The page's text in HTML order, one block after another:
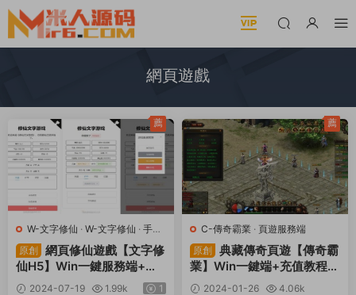
網頁遊戲
W-文字修仙 · W-文字修仙 · 手遊
服務端·頁遊服務端
原創
網頁修仙遊戲【文字修
仙H5】Win一鍵服務端+視
頻架設教程
2024-07-19 1.99k 1
薦
C-傳奇霸業 · 頁遊服務端
原創
典藏傳奇頁遊【傳奇霸
業】Win一鍵端+充值教程
+架設教程
2024-01-26
4.06k
薦